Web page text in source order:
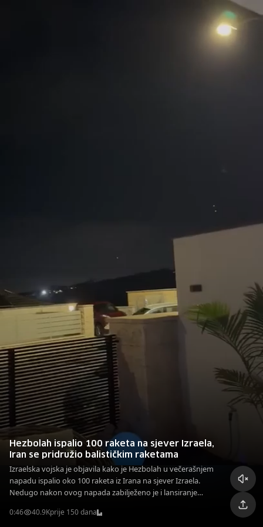
Hezbolah ispalio 100 raketa na sjever Izraela,
Iran se pridružio balističkim raketama
Izraelska vojska je objavila kako je Hezbolah u večerašnjem
napadu ispalio oko 100 raketa iz Irana na sjever Izraela.
Nedugo nakon ovog napada zabilježeno je i lansiranje
0:46 40.9Kprije 150 dana